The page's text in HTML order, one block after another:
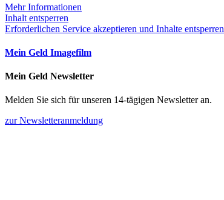
Mehr Informationen
Inhalt entsperren
Erforderlichen Service akzeptieren und Inhalte entsperren
Mein Geld Imagefilm
Mein Geld Newsletter
Melden Sie sich für unseren 14-tägigen Newsletter an.
zur Newsletteranmeldung